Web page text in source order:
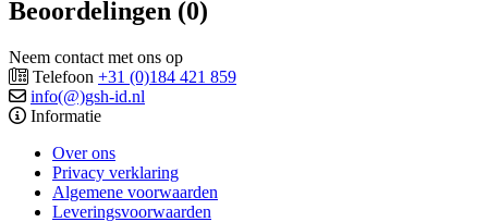
Beoordelingen (0)
Neem contact met ons op
Telefoon +31 (0)184 421 859
info(@)gsh-id.nl
Informatie
Over ons
Privacy verklaring
Algemene voorwaarden
Leveringsvoorwaarden